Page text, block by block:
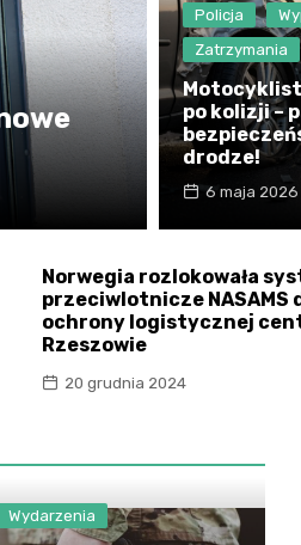
Policja
Zatrzymania
po kolizji –
drodze!
6 maja 2026
Norwegia rozlokowała
przeciwlotnicze NASAMS
ochrony logistycznej
Rzeszowie
20 grudnia 2024
Wydarzenia